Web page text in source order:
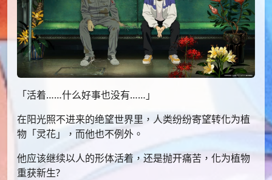
「活着……什么好事也没有……」
在阳光照不进来的绝望世界里，人类纷纷寄望转化为植
物「灵花」，而他也不例外。
他应该继续以人的形体活着，还是抛开痛苦，化为植物
重获新生?